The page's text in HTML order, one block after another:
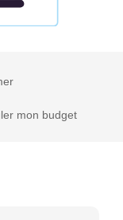
mon budget